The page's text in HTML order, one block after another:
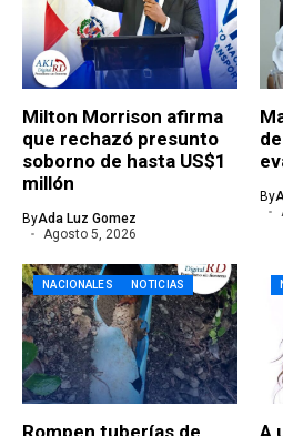
Milton Morrison afirma
que rechazó presunto
soborno de hasta US$1
millón
ByAda Luz Gomez
Agosto 5, 2026
By
NACIONALES NOTICIAS
Rompen tuberías de
A